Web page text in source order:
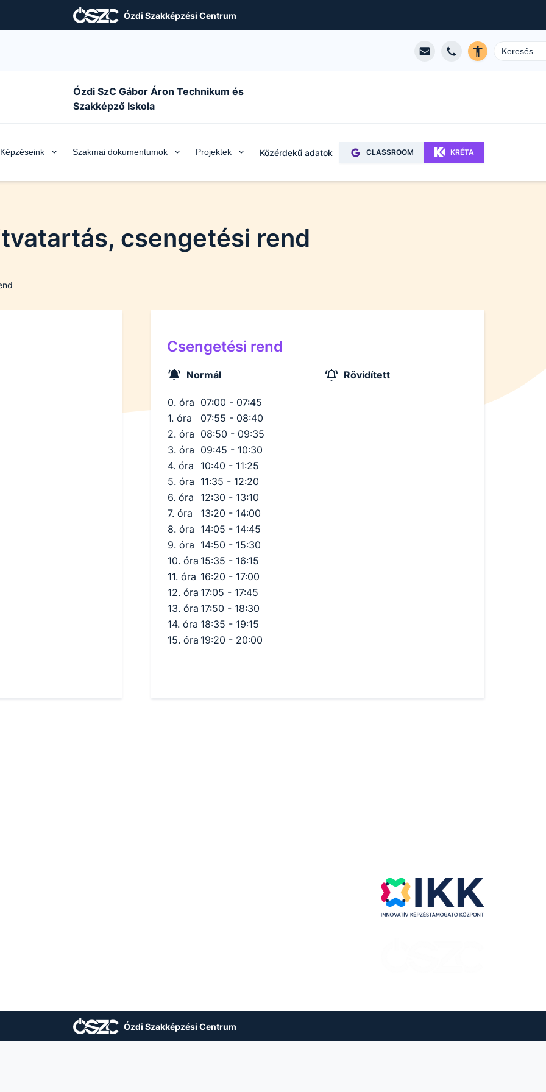
Ózdi Szakképzési Centrum
Ózdi SzC Gábor Áron Technikum és
Szakképző Iskola
Képzéseink Szakmai dokumentumok Projektek Közérdekű adatok CLASSROOM KRÉTA
csengetési rend
Csengetési rend
Normál
0. óra 07:00 - 07:45
1. óra
07:55 - 08:40
2. óra 08:50 - 09:35
3. óra 09:45 - 10:30
4. óra
10:40 - 11:25
5. óra 11:35 - 12:20
6. óra
12:30 - 13:10
7. óra
13:20 - 14:00
8. óra 14:05 - 14:45
9. óra 14:50 - 15:30
10. óra 15:35 - 16:15
11. óra 16:20 - 17:00
12. óra 17:05 - 17:45
13. óra 17:50 - 18:30
14. óra 18:35 - 19:15
15. óra 19:20 - 20:00
Rövidített
Ózdi Szakképzési Centrum